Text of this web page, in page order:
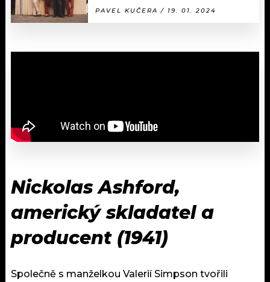
PAVEL KUČERA / 19. 01. 2024
Nickolas Ashford,
americký skladatel a
producent (1941)
Společně s manželkou Valerií Simpson tvořili